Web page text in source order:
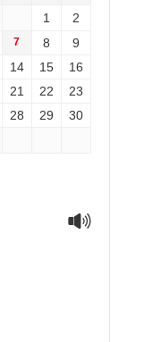
1
2
7 8
9
14 15
16
21 22
23
28 29
30